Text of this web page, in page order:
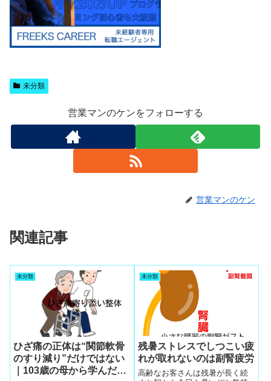
未分類
営業マンのケンをフォローする
営業マンのケン
関連記事
未分類
ひざ痛の正体は“関節軟骨
のすり減り”だけではない
｜103歳の母から学んだ
未分類
残暑ストレスでしつこい疲
れが取れないのは副腎疲労
高齢なお客さんは残暑が長く続